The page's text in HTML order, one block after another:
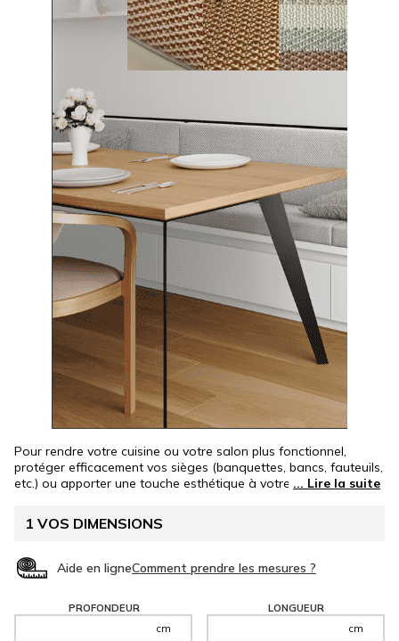
Pour rendre votre cuisine ou votre salon plus fonctionnel,
protéger efficacement vos sièges (banquettes, bancs, fauteuils,
etc.) ou apporter une touche esthétique à votre intérieur, nos
sont la solution idéale ! Confectionnés sur-mesure, ils
s'intégreront parfaitement à votre décoration tout en offrant
déperlant, les liquides glissent sans pénétrer dans le coussin,
ce qui facilite son entretien. Fabriqués avec des tissus
coussinssont d'une qualité exceptionnelle.
1 VOS DIMENSIONS
Aide en ligne
PROFONDEUR
cm
LONGUEUR
cm